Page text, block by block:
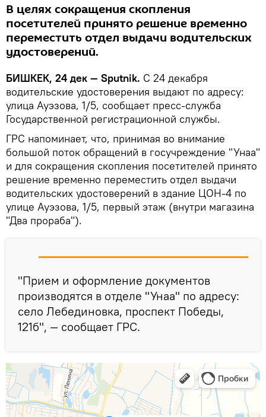
В целях сокращения скопления
посетителей принято решение временно
переместить отдел выдачи водительских
удостоверений.
БИШКЕК, 24 дек — Sputnik. С 24 декабря
водительские удостоверения выдают по адресу:
улица Ауэзова, 1/5, сообщает пресс-служба
Государственной регистрационной службы.
ГРС напоминает, что, принимая во внимание
большой поток обращений в госучреждение "Унаа"
и для сокращения скопления посетителей принято
решение временно переместить отдел выдачи
водительских удостоверений в здание ЦОН-4 по
улице Ауэзова, 1/5, первый этаж (внутри магазина
"Два прораба").
"Прием и оформление документов
производятся в отделе "Унаа" по адресу:
село Лебединовка, проспект Победы,
121б", — сообщает ГРС.